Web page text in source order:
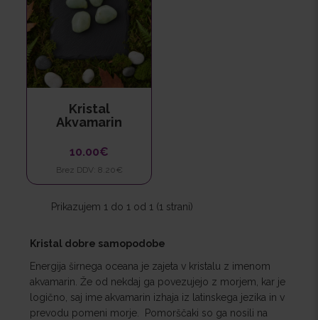
Kristal
Akvamarin
10.00€
Brez DDV: 8.20€
Prikazujem 1 do 1 od 1 (1 strani)
Kristal dobre samopodobe
Energija širnega oceana je zajeta v kristalu z imenom
akvamarin. Že od nekdaj ga povezujejo z morjem, kar je
logično, saj ime akvamarin izhaja iz latinskega jezika in v
prevodu pomeni morje. Pomorščaki so ga nosili na